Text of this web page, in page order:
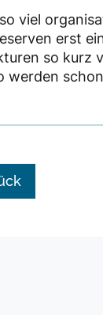
viel
erst
so kurz
werden